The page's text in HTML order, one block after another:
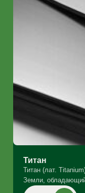
Титан
Титан (лат.
Земли,